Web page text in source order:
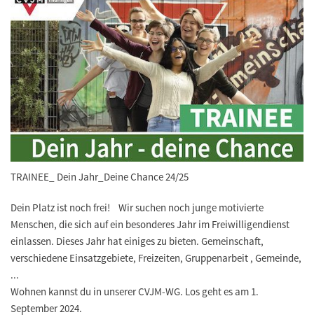
TRAINEE_ Dein Jahr_Deine Chance 24/25
Dein Platz ist noch frei! Wir suchen noch junge motivierte
Menschen, die sich auf ein besonderes Jahr im Freiwilligendienst
einlassen. Dieses Jahr hat einiges zu bieten. Gemeinschaft,
verschiedene Einsatzgebiete, Freizeiten, Gruppenarbeit , Gemeinde,
...
Wohnen kannst du in unserer CVJM-WG. Los geht es am 1.
September 2024.